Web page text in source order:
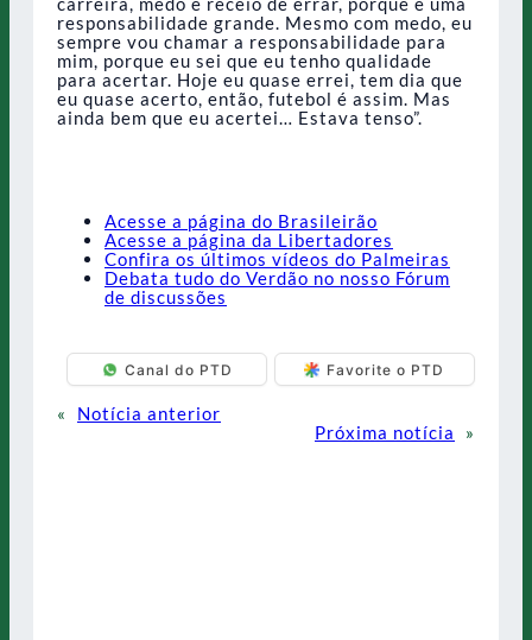
responsabilidade grande. Mesmo com medo, eu
sempre vou chamar a responsabilidade para
mim, porque eu sei que eu tenho qualidade
para acertar. Hoje eu quase errei, tem dia que
eu quase acerto, então, futebol é assim. Mas
ainda bem que eu acertei… Estava tenso”.
Acesse a página do Brasileirão
Acesse a página da Libertadores
Confira os últimos vídeos do Palmeiras
Debata tudo do Verdão no nosso Fórum
de discussões
Canal do PTD Favorite o PTD
«
Notícia anterior
Próxima notícia
»